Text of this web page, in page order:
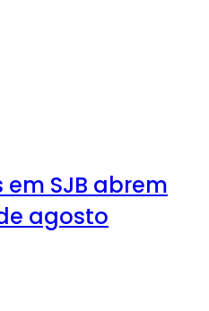
SJB abrem
agosto